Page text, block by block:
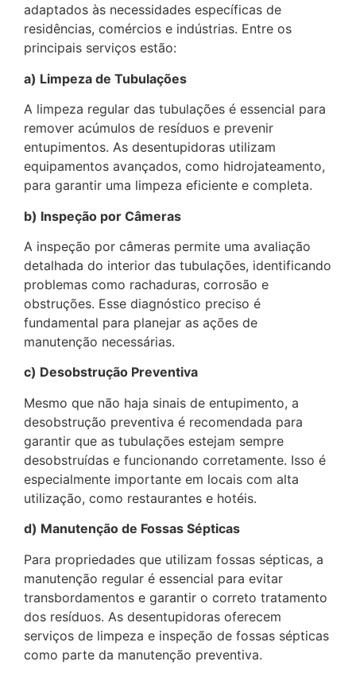
adaptados às necessidades específicas de
residências, comércios e indústrias. Entre os
principais serviços estão:
a) Limpeza de Tubulações
A limpeza regular das tubulações é essencial para
remover acúmulos de resíduos e prevenir
entupimentos. As desentupidoras utilizam
equipamentos avançados, como hidrojateamento,
para garantir uma limpeza eficiente e completa.
b) Inspeção por Câmeras
A inspeção por câmeras permite uma avaliação
detalhada do interior das tubulações, identificando
problemas como rachaduras, corrosão e
obstruções. Esse diagnóstico preciso é
fundamental para planejar as ações de
manutenção necessárias.
c) Desobstrução Preventiva
Mesmo que não haja sinais de entupimento, a
desobstrução preventiva é recomendada para
garantir que as tubulações estejam sempre
desobstruídas e funcionando corretamente. Isso é
especialmente importante em locais com alta
utilização, como restaurantes e hotéis.
d) Manutenção de Fossas Sépticas
Para propriedades que utilizam fossas sépticas, a
manutenção regular é essencial para evitar
transbordamentos e garantir o correto tratamento
dos resíduos. As desentupidoras oferecem
serviços de limpeza e inspeção de fossas sépticas
como parte da manutenção preventiva.